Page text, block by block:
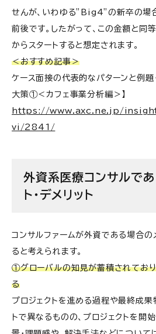
せんが、いわゆる”Big4”の新卒の場
前後です。したがって、この金額と同
からスタートすると想定されます。
＜おすすめ記事＞
ケース面接の代表的なパターンと例題
大策①＜カフェ事業分析編＞】
https://www.axc.ne.jp/
vi/2841/
外資系医療コンサルであ
ト・デメリット
コンサルファームが外資である場合の
ると考えられます。
①グローバルの知見が蓄積されており
る
プロジェクトを進める過程や最終成
トで異なるものの、プロジェクトを開